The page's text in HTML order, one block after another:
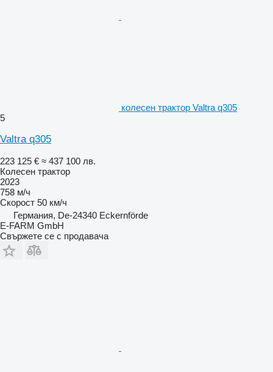
колесен трактор Valtra q305
5
Valtra q305
223 125 € ≈ 437 100 лв.
Колесен трактор
2023
758 м/ч
Скорост 50 км/ч
Германия, De-24340 Eckernförde
E-FARM GmbH
Свържете се с продавача